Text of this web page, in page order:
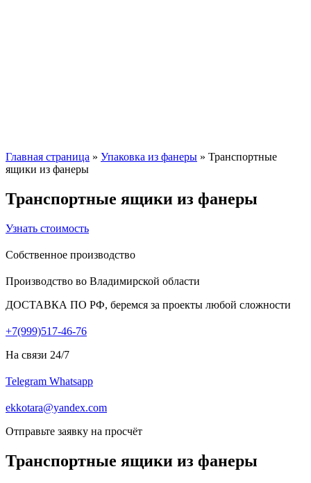
Главная страница » Упаковка из фанеры » Транспортные
ящики из фанеры
Транспортные ящики из фанеры
Узнать стоимость
Собственное производство
Производство во Владимирской области
ДОСТАВКА ПО РФ, беремся за проекты любой сложности
+7(999)517-46-76
На связи 24/7
Telegram Whatsapp
ekkotara@yandex.com
Отправьте заявку на просчёт
Транспортные ящики из фанеры